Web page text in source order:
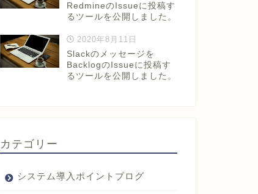
RedmineのIssueに投稿す
るツールを公開しました。
2020年8月11日
Slackのメッセージを
BacklogのIssueに投稿す
るツールを公開しました。
カテゴリー
システム導入ポイントブログ